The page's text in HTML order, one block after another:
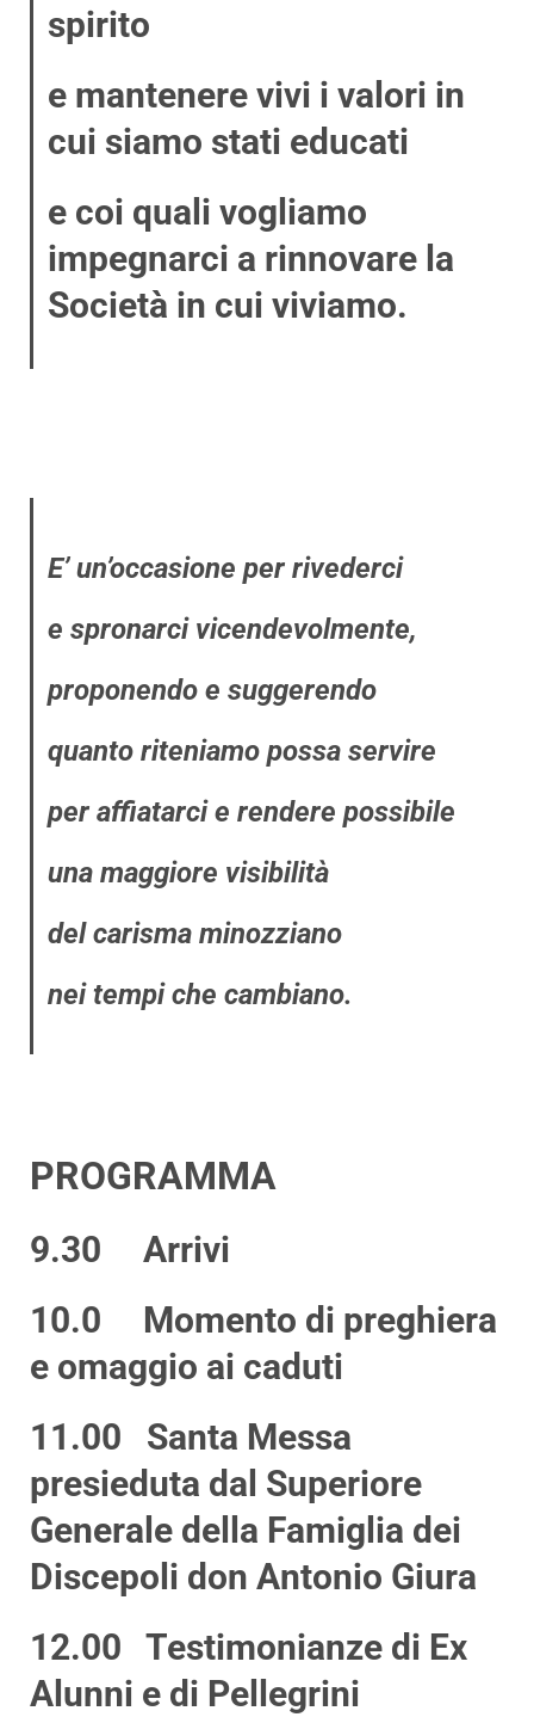
spirito
e mantenere vivi i valori in
cui siamo stati educati
e coi quali vogliamo
impegnarci a rinnovare la
Società in cui viviamo.
E’ un’occasione per rivederci
e spronarci vicendevolmente,
proponendo e suggerendo
quanto riteniamo possa servire
per affiatarci e rendere possibile
una maggiore visibilità
del carisma minozziano
nei tempi che cambiano.
PROGRAMMA
9.30 Arrivi
10.0 Momento di preghiera
e omaggio ai caduti
11.00 Santa Messa
presieduta dal Superiore
Generale della Famiglia dei
Discepoli don Antonio Giura
12.00 Testimonianze di Ex
Alunni e di Pellegrini